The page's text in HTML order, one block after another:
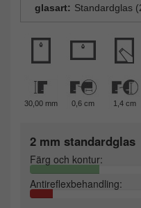
glasart: Standardglas
30,00 mm 0,6 cm 1,4 cm
2 mm standardglas
Färg och kontur:
Antireflexbehandling: